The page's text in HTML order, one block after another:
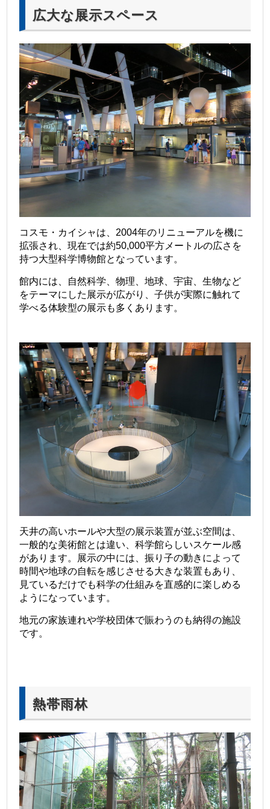
広大な展示スペース
コスモ・カイシャは、2004年のリニューアルを機に
拡張され、現在では約50,000平方メートルの広さを
持つ大型科学博物館となっています。
館内には、自然科学、物理、地球、宇宙、生物など
をテーマにした展示が広がり、子供が実際に触れて
学べる体験型の展示も多くあります。
天井の高いホールや大型の展示装置が並ぶ空間は、
一般的な美術館とは違い、科学館らしいスケール感
があります。展示の中には、振り子の動きによって
時間や地球の自転を感じさせる大きな装置もあり、
見ているだけでも科学の仕組みを直感的に楽しめる
ようになっています。
地元の家族連れや学校団体で賑わうのも納得の施設
です。
熱帯雨林